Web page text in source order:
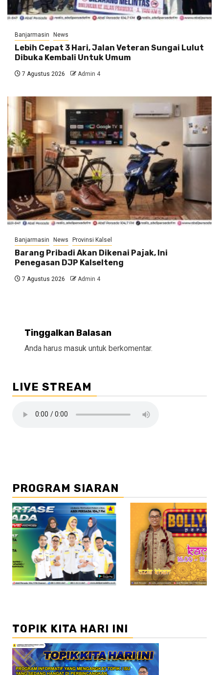
Banjarmasin News
Lebih Cepat 3 Hari, Jalan Veteran Sungai Lulut
Dibuka Kembali Untuk Umum
7 Agustus 2026 Admin 4
Banjarmasin News Provinsi Kalsel
Barang Pribadi Akan Dikenai Pajak, Ini
Penegasan DJP Kalselteng
7 Agustus 2026 Admin 4
Tinggalkan Balasan
Anda harus masuk untuk berkomentar.
LIVE STREAM
PROGRAM SIARAN
//2
TOPIK KITA HARI INI